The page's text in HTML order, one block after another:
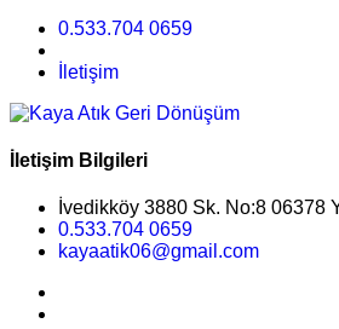
0.533.704 0659
İletişim
İletişim Bilgileri
İvedikköy 3880 Sk. No:8 06378
0.533.704 0659
kayaatik06@gmail.com